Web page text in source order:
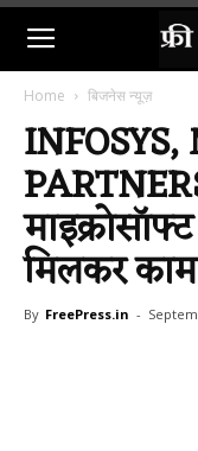
Home बिजनेस न्यूज़
मिलकर
By FreePress.in -